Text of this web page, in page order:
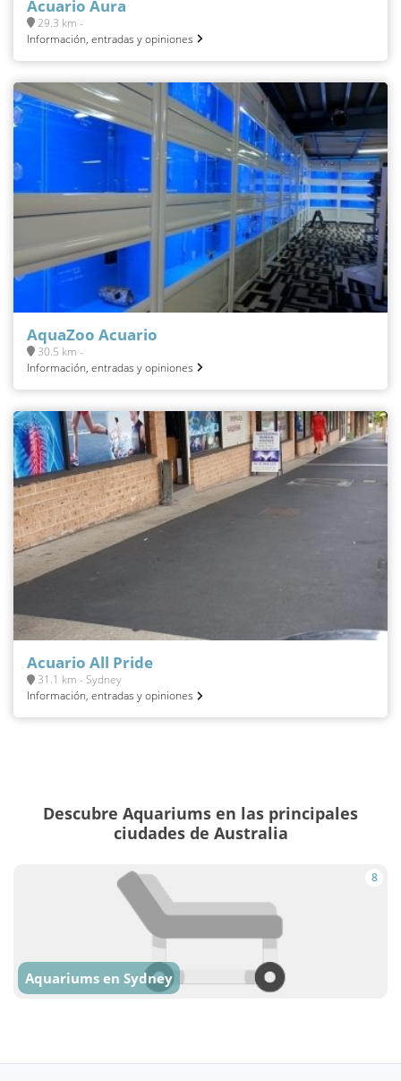
Acuario Aura
29.3 km -
Información, entradas y opiniones
AquaZoo Acuario
30.5 km -
Información, entradas y opiniones
Acuario All Pride
31.1 km - Sydney
Información, entradas y opiniones
Descubre Aquariums en las principales
ciudades de Australia
8
Aquariums en Sydney